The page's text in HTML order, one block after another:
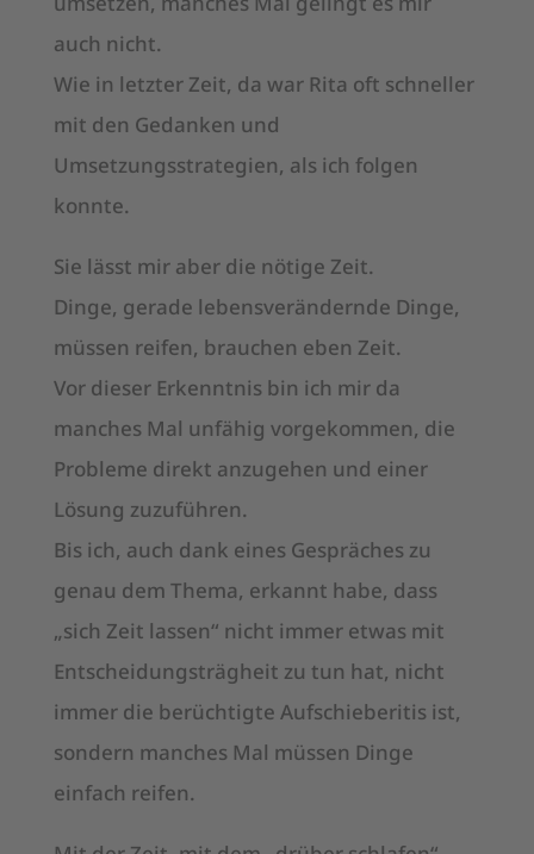
auch nicht.
Wie in letzter Zeit, da war Rita oft schneller
mit den Gedanken und
Umsetzungsstrategien, als ich folgen
konnte.
Sie lässt mir aber die nötige Zeit.
Dinge, gerade lebensverändernde Dinge,
müssen reifen, brauchen eben Zeit.
Vor dieser Erkenntnis bin ich mir da
manches Mal unfähig vorgekommen, die
Probleme direkt anzugehen und einer
Lösung zuzuführen.
Bis ich, auch dank eines Gespräches zu
genau dem Thema, erkannt habe, dass
„sich Zeit lassen“ nicht immer etwas mit
Entscheidungsträgheit zu tun hat, nicht
immer die berüchtigte Aufschieberitis ist,
sondern manches Mal müssen Dinge
einfach reifen.